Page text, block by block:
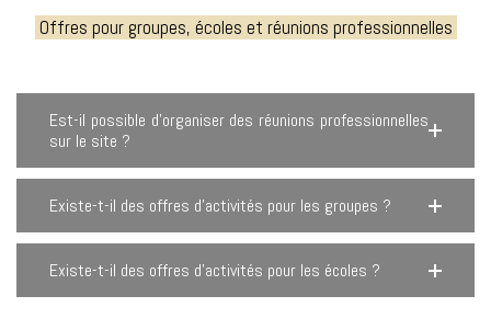
Offres pour groupes, écoles et réunions professionnelles
Est-il possible d’organiser des réunions professionnelles
sur le site ?
Existe-t-il des offres d’activités pour les groupes ?
Existe-t-il des offres d’activités pour les écoles ?